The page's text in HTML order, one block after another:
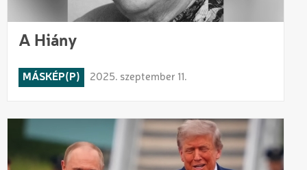
A Hiány
MÁSKÉP(P) 2025. szeptember 11.